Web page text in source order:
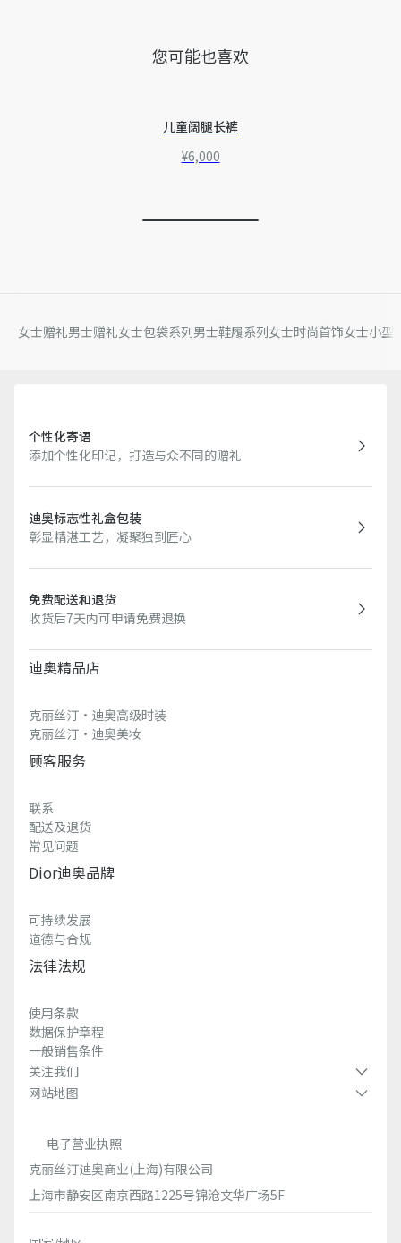
您可能也喜欢
儿童阔腿长裤
¥6,000
女士赠礼男士赠礼女士包袋系列男士鞋履系列女士时尚首饰女士小型
个性化寄语
添加个性化印记，打造与众不同的赠礼
迪奥标志性礼盒包装
彰显精湛工艺，凝聚独到匠心
免费配送和退货
收货后7天内可申请免费退换
迪奥精品店
克丽丝汀·迪奥高级时装
克丽丝汀·迪奥美妆
顾客服务
联系
配送及退货
常见问题
Dior迪奥品牌
可持续发展
道德与合规
法律法规
使用条款
数据保护章程
一般销售条件
关注我们
网站地图
电子营业执照
克丽丝汀迪奥商业(上海)有限公司
上海市静安区南京西路1225号锦沧文华广场5F